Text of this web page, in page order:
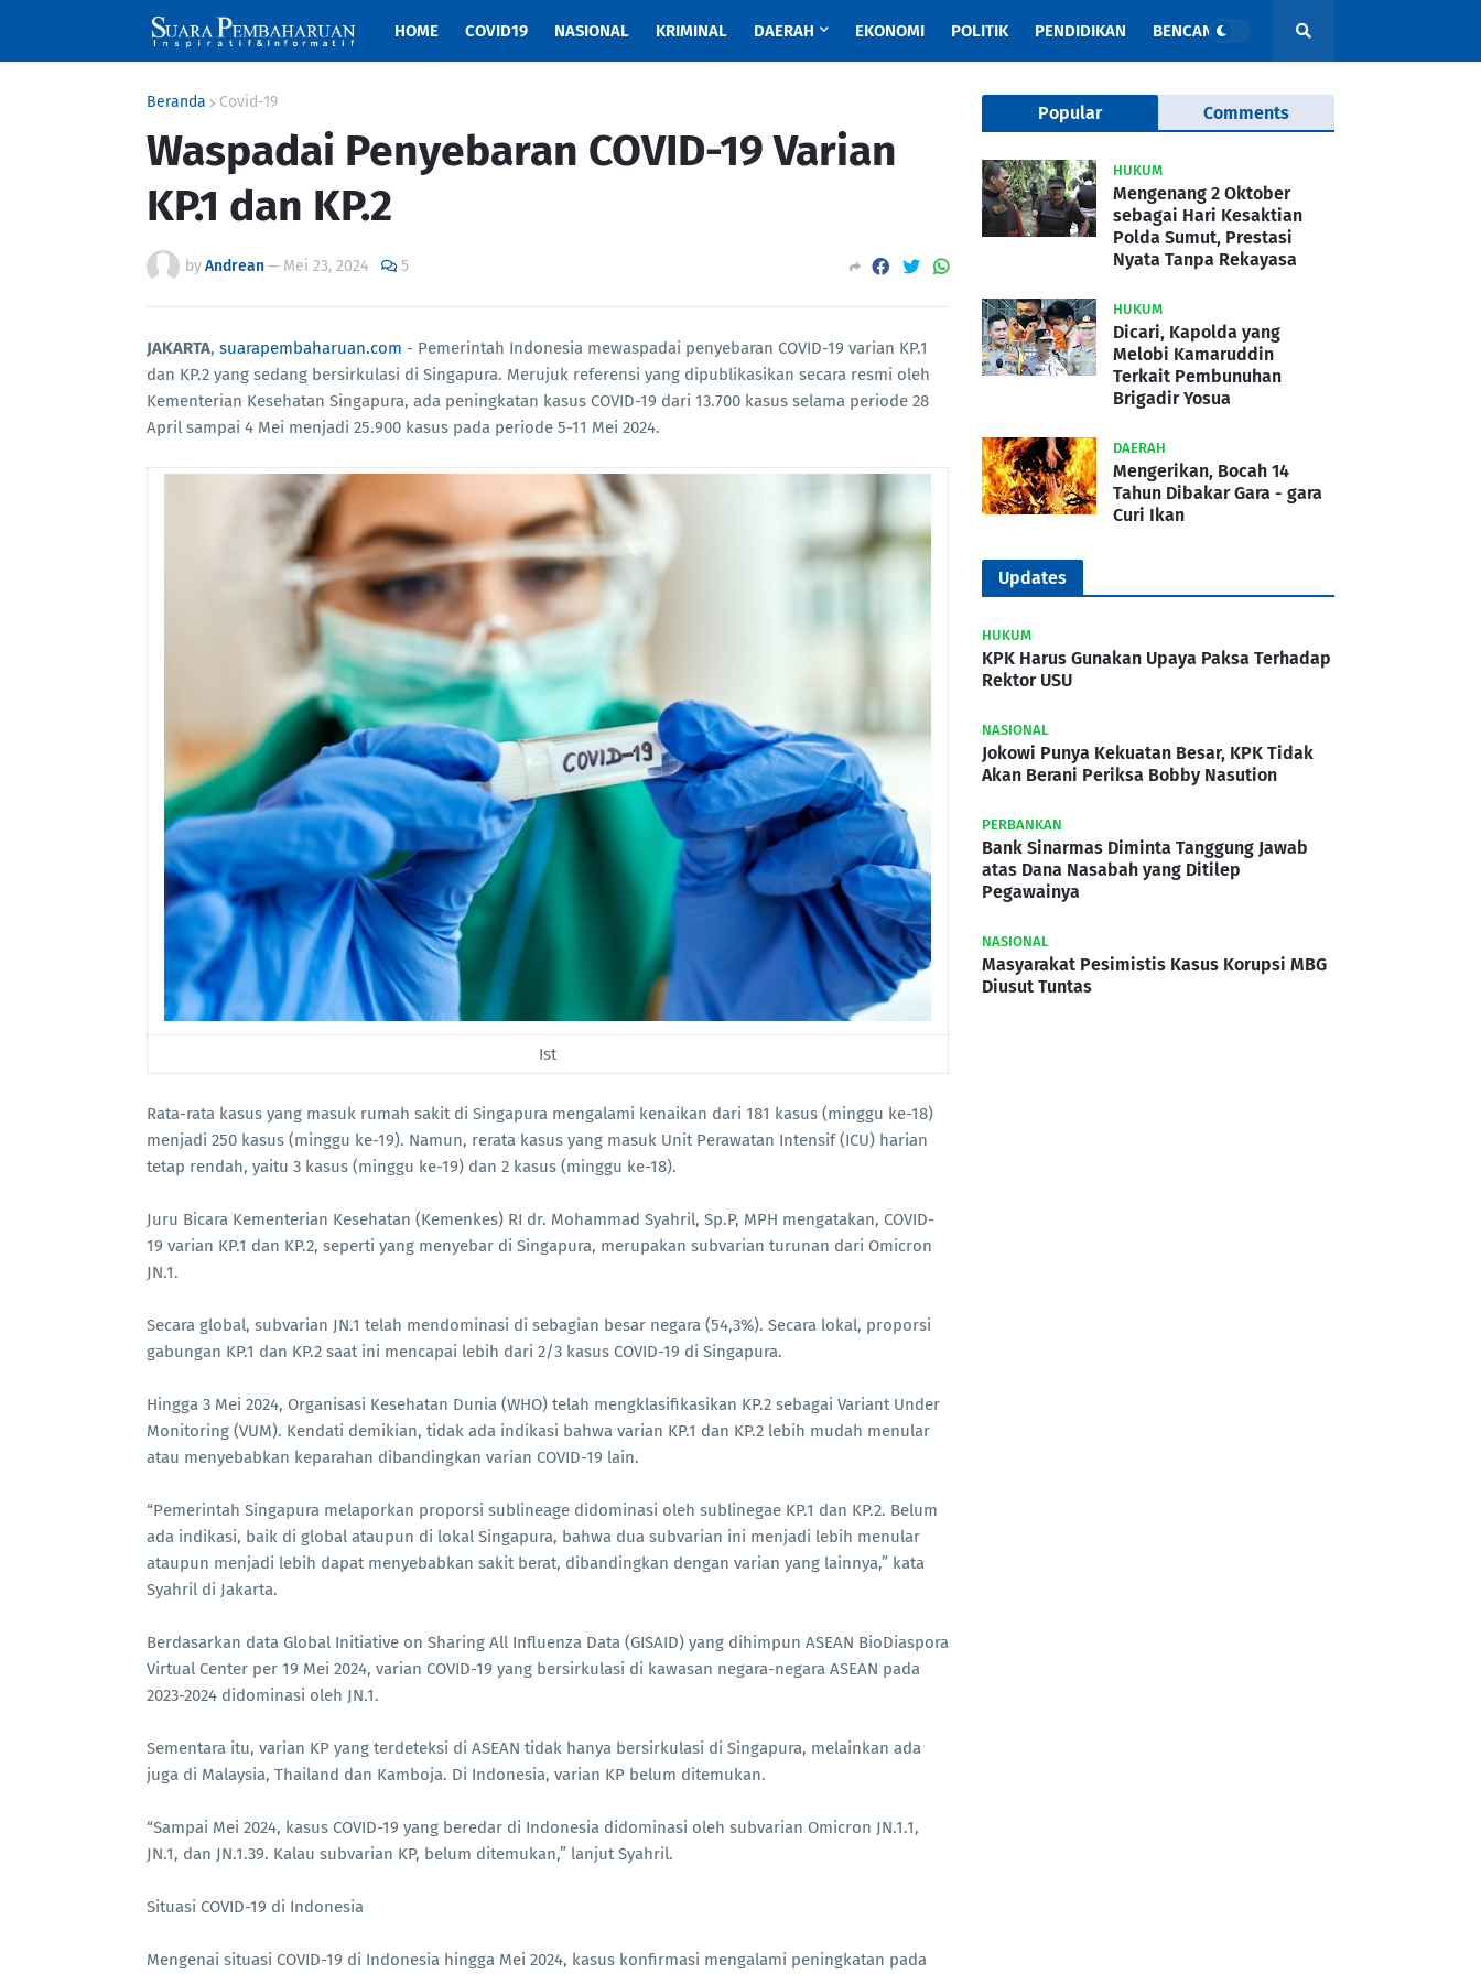
HOME COVID19 NASIONAL KRIMINAL DAERAH EKONOMI POLITIK PENDIDIKAN BENCANA
Beranda Covid-19
Waspadai Penyebaran COVID-19 Varian
KP.1 dan KP.2
byAndrean— Mei 23, 2024 5
JAKARTA, suarapembaharuan.com - Pemerintah Indonesia mewaspadai penyebaran COVID-19 varian KP.1
dan KP.2 yang sedang bersirkulasi di Singapura. Merujuk referensi yang dipublikasikan secara resmi oleh
Kementerian Kesehatan Singapura, ada peningkatan kasus COVID-19 dari 13.700 kasus selama periode 28
April sampai 4 Mei menjadi 25.900 kasus pada periode 5-11 Mei 2024.
Ist
Rata-rata kasus yang masuk rumah sakit di Singapura mengalami kenaikan dari 181 kasus (minggu ke-18)
menjadi 250 kasus (minggu ke-19). Namun, rerata kasus yang masuk Unit Perawatan Intensif (ICU) harian
tetap rendah, yaitu 3 kasus (minggu ke-19) dan 2 kasus (minggu ke-18).
Juru Bicara Kementerian Kesehatan (Kemenkes) RI dr. Mohammad Syahril, Sp.P, MPH mengatakan, COVID-
19 varian KP.1 dan KP.2, seperti yang menyebar di Singapura, merupakan subvarian turunan dari Omicron
JN.1.
Secara global, subvarian JN.1 telah mendominasi di sebagian besar negara (54,3%). Secara lokal, proporsi
gabungan KP.1 dan KP.2 saat ini mencapai lebih dari 2/3 kasus COVID-19 di Singapura.
Hingga 3 Mei 2024, Organisasi Kesehatan Dunia (WHO) telah mengklasifikasikan KP.2 sebagai Variant Under
Monitoring (VUM). Kendati demikian, tidak ada indikasi bahwa varian KP.1 dan KP.2 lebih mudah menular
atau menyebabkan keparahan dibandingkan varian COVID-19 lain.
“Pemerintah Singapura melaporkan proporsi sublineage didominasi oleh sublinegae KP.1 dan KP.2. Belum
ada indikasi, baik di global ataupun di lokal Singapura, bahwa dua subvarian ini menjadi lebih menular
ataupun menjadi lebih dapat menyebabkan sakit berat, dibandingkan dengan varian yang lainnya,” kata
Syahril di Jakarta.
Berdasarkan data Global Initiative on Sharing All Influenza Data (GISAID) yang dihimpun ASEAN BioDiaspora
Virtual Center per 19 Mei 2024, varian COVID-19 yang bersirkulasi di kawasan negara-negara ASEAN pada
2023-2024 didominasi oleh JN.1.
Sementara itu, varian KP yang terdeteksi di ASEAN tidak hanya bersirkulasi di Singapura, melainkan ada
juga di Malaysia, Thailand dan Kamboja. Di Indonesia, varian KP belum ditemukan.
“Sampai Mei 2024, kasus COVID-19 yang beredar di Indonesia didominasi oleh subvarian Omicron JN.1.1,
JN.1, dan JN.1.39. Kalau subvarian KP, belum ditemukan,” lanjut Syahril.
Situasi COVID-19 di Indonesia
Mengenai situasi COVID-19 di Indonesia hingga Mei 2024, kasus konfirmasi mengalami peningkatan pada
Popular Comments
HUKUM
Mengenang 2 Oktober
sebagai Hari Kesaktian
Polda Sumut, Prestasi
Nyata Tanpa Rekayasa
HUKUM
Dicari, Kapolda yang
Melobi Kamaruddin
Terkait Pembunuhan
Brigadir Yosua
DAERAH
Mengerikan, Bocah 14
Tahun Dibakar Gara - gara
Curi Ikan
Updates
HUKUM
KPK Harus Gunakan Upaya Paksa Terhadap
Rektor USU
NASIONAL
Jokowi Punya Kekuatan Besar, KPK Tidak
Akan Berani Periksa Bobby Nasution
PERBANKAN
Bank Sinarmas Diminta Tanggung Jawab
atas Dana Nasabah yang Ditilep
Pegawainya
NASIONAL
Masyarakat Pesimistis Kasus Korupsi MBG
Diusut Tuntas